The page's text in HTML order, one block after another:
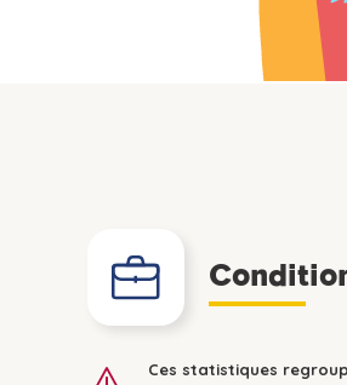
Ces statistiques